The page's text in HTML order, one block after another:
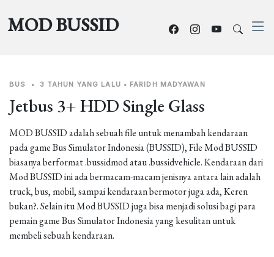
MOD BUSSID
BUS • 3 TAHUN YANG LALU • FARIDH MADYAWAN
Jetbus 3+ HDD Single Glass
MOD BUSSID adalah sebuah file untuk menambah kendaraan
pada game Bus Simulator Indonesia (BUSSID), File Mod BUSSID
biasanya berformat .bussidmod atau .bussidvehicle. Kendaraan dari
Mod BUSSID ini ada bermacam-macam jenisnya antara lain adalah
truck, bus, mobil, sampai kendaraan bermotor juga ada, Keren
bukan?. Selain itu Mod BUSSID juga bisa menjadi solusi bagi para
pemain game Bus Simulator Indonesia yang kesulitan untuk
membeli sebuah kendaraan.